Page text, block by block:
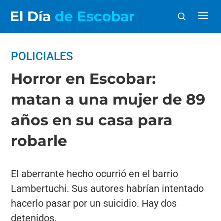
El Día de Escobar
POLICIALES
Horror en Escobar:
matan a una mujer de 89
años en su casa para
robarle
El aberrante hecho ocurrió en el barrio
Lambertuchi. Sus autores habrían intentado
hacerlo pasar por un suicidio. Hay dos
detenidos.